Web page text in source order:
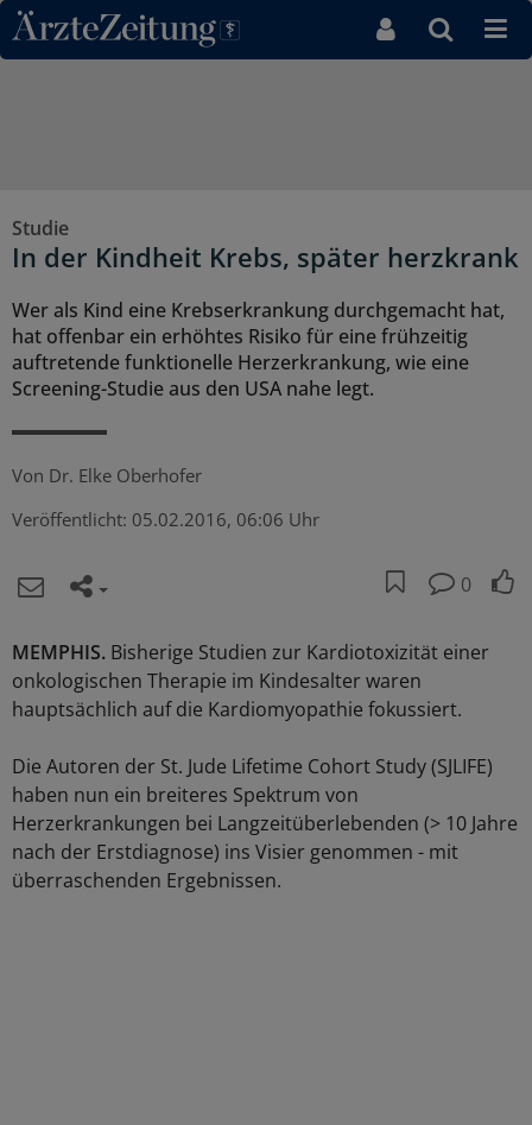
Direkt zum Inhaltsbereich
Studie
In der Kindheit Krebs, später herzkrank
Wer als Kind eine Krebserkrankung durchgemacht hat,
hat offenbar ein erhöhtes Risiko für eine frühzeitig
auftretende funktionelle Herzerkrankung, wie eine
Screening-Studie aus den USA nahe legt.
Von Dr. Elke Oberhofer
Veröffentlicht: 05.02.2016, 06:06 Uhr
0
MEMPHIS. Bisherige Studien zur Kardiotoxizität einer
onkologischen Therapie im Kindesalter waren
hauptsächlich auf die Kardiomyopathie fokussiert.
Die Autoren der St. Jude Lifetime Cohort Study (SJLIFE)
haben nun ein breiteres Spektrum von
Herzerkrankungen bei Langzeitüberlebenden (> 10 Jahre
nach der Erstdiagnose) ins Visier genommen - mit
überraschenden Ergebnissen.